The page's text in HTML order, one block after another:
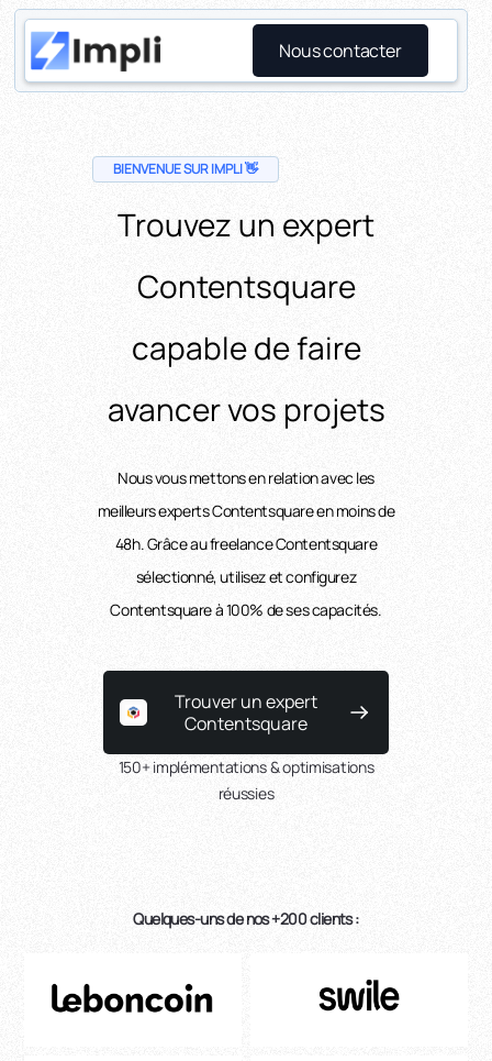
Nous contacter
BIENVENUE SUR IMPLI 👋
Trouvez un expert
Contentsquare
capable de faire
avancer vos projets
Nous vous mettons en relation avec les
meilleurs experts Contentsquare en moins de
48h. Grâce au freelance Contentsquare
sélectionné, utilisez et configurez
Contentsquare à 100% de ses capacités.
Trouver un expert
Contentsquare
150+ implémentations & optimisations
réussies
Quelques-uns de nos +200 clients :